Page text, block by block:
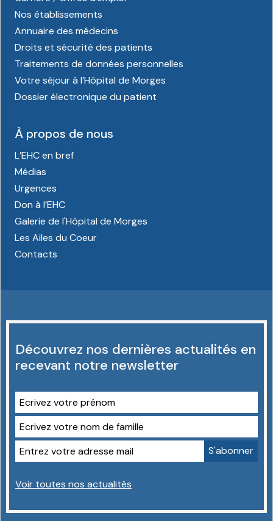
Nos établissements
Annuaire des médecins
Droits et sécurité des patients
Traitements de données personnelles
Votre séjour à l’Hôpital de Morges
Dossier électronique du patient
À propos de nous
L’EHC en bref
Médias
Urgences
Don à l’EHC
Galerie de l'Hôpital de Morges
Les Ailes du Coeur
Contacts
Découvrez nos dernières actualités en
recevant notre newsletter
Voir toutes nos actualités